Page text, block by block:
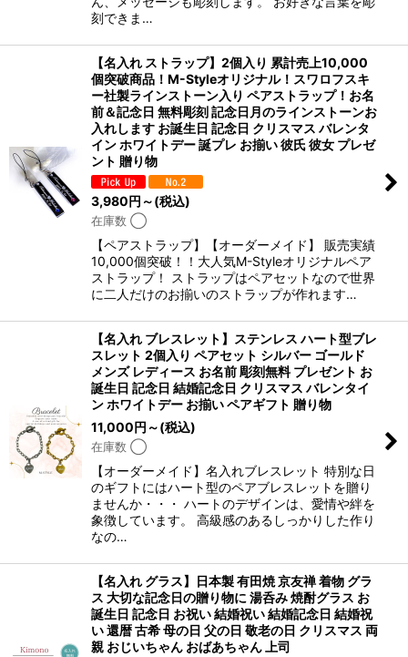
刻できま…
【名入れ ストラップ】2個入り 累計売上10,000
個突破商品！M-Styleオリジナル！スワロフスキ
ー社製ラインストーン入り ペアストラップ！お名
前＆記念日 無料彫刻 記念日月のラインストーンお
入れします お誕生日 記念日 クリスマス バレンタ
イン ホワイトデー 誕プレ お揃い 彼氏 彼女 プレゼ
ント 贈り物
3,980円 ～(税込)
在庫数 ◯
【ペアストラップ】【オーダーメイド】 販売実績
10,000個突破！！大人気M-Styleオリジナルペア
ストラップ！ ストラップはペアセットなので世界
に二人だけのお揃いのストラップが作れます…
【名入れ ブレスレット】ステンレス ハート型ブレ
スレット 2個入り ペアセット シルバー ゴールド
メンズ レディース お名前 彫刻無料 プレゼント お
誕生日 記念日 結婚記念日 クリスマス バレンタイ
ン ホワイトデー お揃い ペアギフト 贈り物
11,000円 ～(税込)
在庫数 ◯
【オーダーメイド】名入れブレスレット 特別な日
のギフトにはハート型のペアブレスレットを贈り
ませんか・・・ ハートのデザインは、愛情や絆を
象徴しています。 高級感のあるしっかりした作り
なの…
【名入れ グラス】日本製 有田焼 京友禅 着物 グラ
ス 大切な記念日の贈り物に 湯呑み 焼酎グラス お
誕生日 記念日 お祝い 結婚祝い 結婚記念日 結婚祝
い 還暦 古希 母の日 父の日 敬老の日 クリスマス 両
親 おじいちゃん おばあちゃん 上司